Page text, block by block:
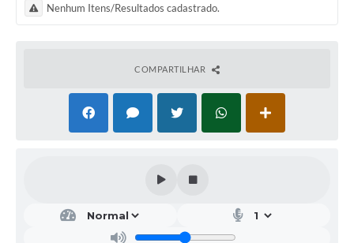
Nenhum Itens/Resultados cadastrado.
COMPARTILHAR